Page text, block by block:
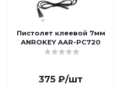
Пистолет клеевой 7мм
ANROKEY AAR-PC720
375 ₽/шт